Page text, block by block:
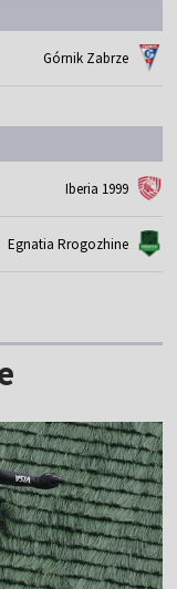
Górnik Zabrze
Iberia 1999
Egnatia Rrogozhine